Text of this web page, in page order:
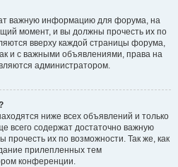
важную информацию для форума, на
момент, и вы должны прочесть их по
вверху каждой страницы форума,
и с важными объявлениями, права на
администратором.
ниже всех объявлений и только
всего содержат достаточно важную
их по возможности. Так же, как
прилепленных тем
конференции.